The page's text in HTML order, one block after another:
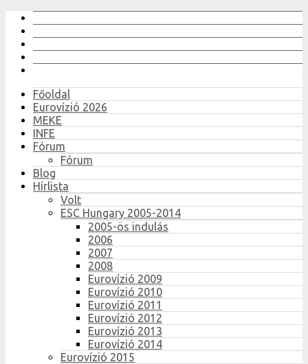
Főoldal
Eurovízió 2026
MEKE
INFE
Fórum
Fórum
Blog
Hírlista
Volt
ESC Hungary 2005-2014
2005-ös indulás
2006
2007
2008
Eurovízió 2009
Eurovízió 2010
Eurovízió 2011
Eurovízió 2012
Eurovízió 2013
Eurovízió 2014
Eurovízió 2015